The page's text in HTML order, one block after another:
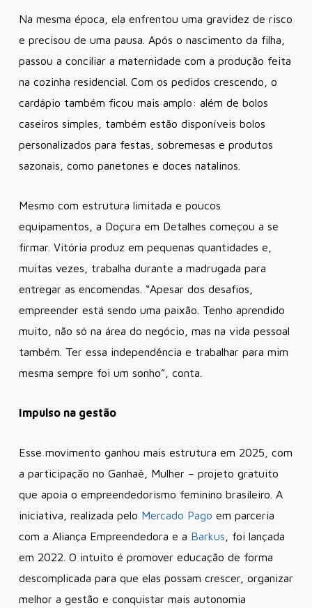
Na mesma época, ela enfrentou uma gravidez de risco
e precisou de uma pausa. Após o nascimento da filha,
passou a conciliar a maternidade com a produção feita
na cozinha residencial. Com os pedidos crescendo, o
cardápio também ficou mais amplo: além de bolos
caseiros simples, também estão disponíveis bolos
personalizados para festas, sobremesas e produtos
sazonais, como panetones e doces natalinos.
Mesmo com estrutura limitada e poucos
equipamentos, a Doçura em Detalhes começou a se
firmar. Vitória produz em pequenas quantidades e,
muitas vezes, trabalha durante a madrugada para
entregar as encomendas. “Apesar dos desafios,
empreender está sendo uma paixão. Tenho aprendido
muito, não só na área do negócio, mas na vida pessoal
também. Ter essa independência e trabalhar para mim
mesma sempre foi um sonho”, conta.
Impulso na gestão
Esse movimento ganhou mais estrutura em 2025, com
a participação no Ganhaê, Mulher – projeto gratuito
que apoia o empreendedorismo feminino brasileiro. A
iniciativa, realizada pelo Mercado Pago em parceria
com a Aliança Empreendedora e a Barkus , foi lançada
em 2022. O intuito é promover educação de forma
descomplicada para que elas possam crescer, organizar
melhor a gestão e conquistar mais autonomia